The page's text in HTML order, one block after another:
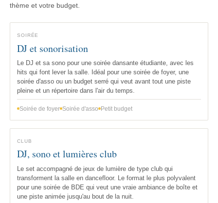
thème et votre budget.
SOIRÉE
DJ et sonorisation
Le DJ et sa sono pour une soirée dansante étudiante, avec les
hits qui font lever la salle. Idéal pour une soirée de foyer, une
soirée d'asso ou un budget serré qui veut avant tout une piste
pleine et un répertoire dans l'air du temps.
Soirée de foyer Soirée d'asso Petit budget
CLUB
DJ, sono et lumières club
Le set accompagné de jeux de lumière de type club qui
transforment la salle en dancefloor. Le format le plus polyvalent
pour une soirée de BDE qui veut une vraie ambiance de boîte et
une piste animée jusqu'au bout de la nuit.